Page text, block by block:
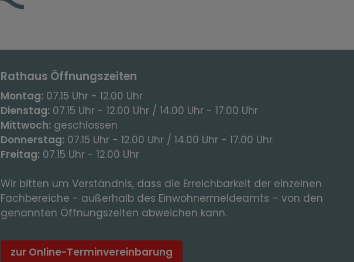
Rathaus Öffnungszeiten
Montag: 07.15 Uhr - 12.00 Uhr
Dienstag: 07.15 Uhr - 12.00 Uhr / 14.00 Uhr - 17.00 Uhr
Mittwoch: geschlossen
Donnerstag: 07.15 Uhr - 12.00 Uhr / 14.00 Uhr - 17.00 Uhr
Freitag: 07.15 Uhr - 12.00 Uhr
Wir bitten um Verständnis, dass die Erreichbarkeit der einzelnen
Fachbereiche - außerhalb des Einwohnermeldeamts – von den
genannten Öffnungszeiten abweichen kann.
zur Online-Terminvereinbarung